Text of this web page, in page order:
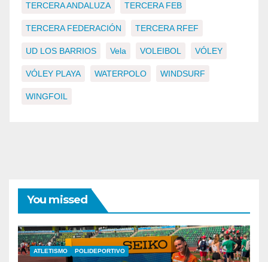
TERCERA ANDALUZA TERCERA FEB
TERCERA FEDERACIÓN TERCERA RFEF
UD LOS BARRIOS Vela VOLEIBOL VÓLEY
VÓLEY PLAYA WATERPOLO WINDSURF
WINGFOIL
You missed
ATLETISMO POLIDEPORTIVO